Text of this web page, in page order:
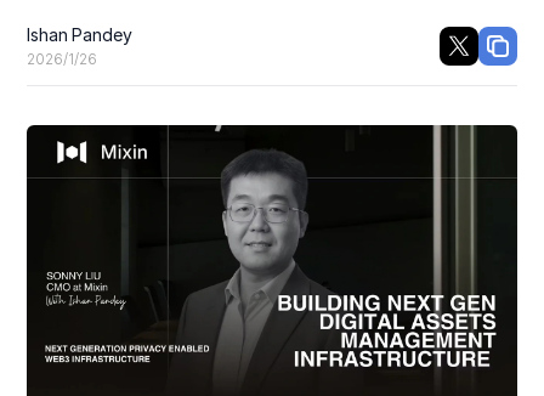
购买加密货币
一站式资产管理
托管
协作
价格
公司
新闻
关于我们
Ishan Pandey
2026/1/26